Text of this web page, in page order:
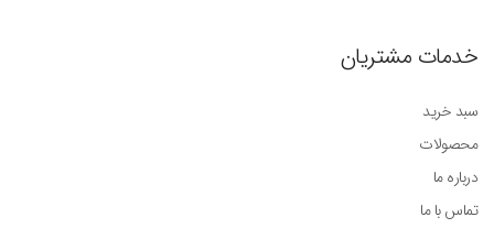
خدمات مشتریان
سبد خرید
محصولات
درباره ما
تماس با ما